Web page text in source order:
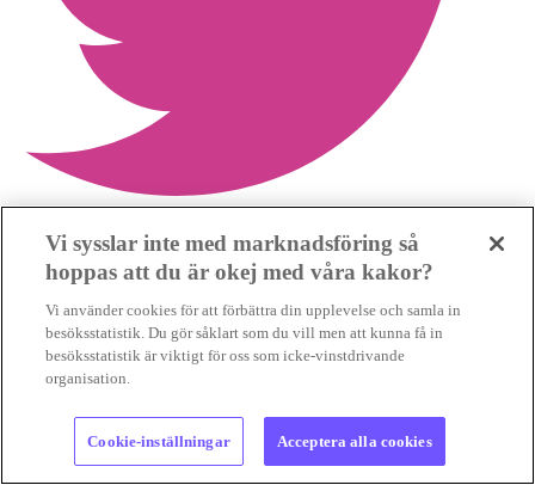
Dela mer
Vi sysslar inte med marknadsföring så
hoppas att du är okej med våra kakor?
Vi använder cookies för att förbättra din upplevelse och samla in
besöksstatistik. Du gör såklart som du vill men att kunna få in
besöksstatistik är viktigt för oss som icke-vinstdrivande
organisation.
Cookie-inställningar Acceptera alla cookies